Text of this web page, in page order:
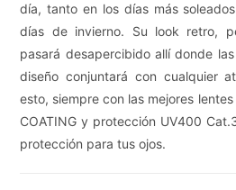
día, tanto en los días más
días de invierno. Su look retro,
pasará desapercibido allí donde
diseño conjuntará con cualquier
esto, siempre con las mejores lentes
COATING y protección UV400
protección para tus ojos.